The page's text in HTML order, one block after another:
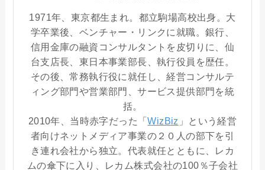
1971年、東京都生まれ。都立駒場高校出身。大
学卒業後、ベンチャー・リンクに就職。銀行、
信用金庫の融資コンサルタントを皮切りに、仙
台支店長、東日本事業部長、執行役員を歴任。
その後、常務執行役に就任し、経営コンサルテ
ィング部門や営業部門、サービス提供部門を統
括。
2010年、当時赤字だった「WizBiz 」という経営
者向けネットメディア事業の２０人の部下を引
き連れ会社から独立。代表就任とともに、レカ
ムの傘下に入り、レカム株式会社の100％子会社